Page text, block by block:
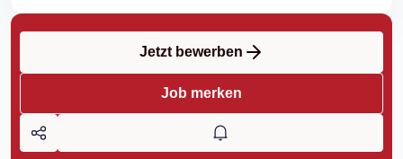
Jetzt bewerben
Job merken